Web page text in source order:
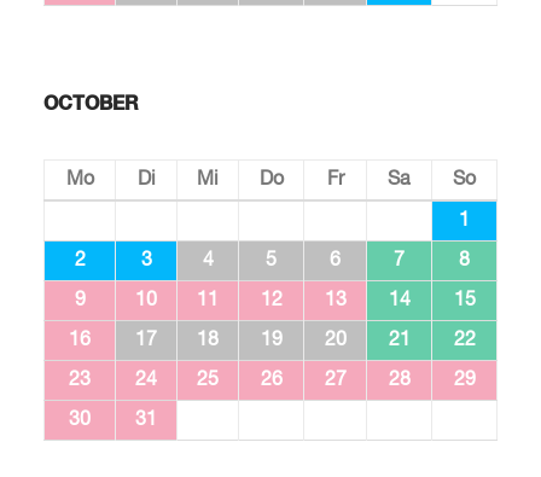
OCTOBER
Mo Di Mi Do Fr Sa So
1
2 3 4 5 6 7 8
9 10 11 12 13 14 15
16 17 18 19 20 21 22
23 24 25 26 27 28 29
30 31